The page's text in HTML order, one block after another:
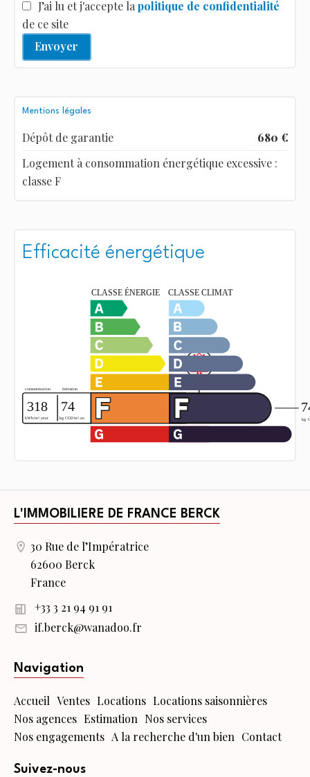
J’ai lu et j'accepte la politique de confidentialité
de ce site
Envoyer
Mentions légales
Dépôt de garantie
680 €
Logement à consommation énergétique excessive :
classe F
Efficacité énergétique
L'IMMOBILIERE DE FRANCE BERCK
30 Rue de l’Impératrice
62600 Berck
France
+33 3 21 94 91 91
if.berck@wanadoo.fr
Navigation
Accueil Ventes Locations Locations saisonnières
Nos agences Estimation Nos services
Nos engagements A la recherche d'un bien Contact
Suivez-nous